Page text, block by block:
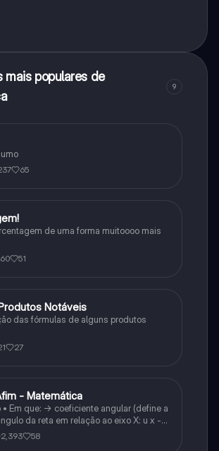
mais populares de
9
65
de uma forma muitoooo mais
51
Notáveis
das fórmulas de alguns produtos
27
- Matemática
Em que: -> coeficiente angular (define a
da reta em relação ao eixo X: u x -
→ coeficiente linear (valor que corta o
2,393 58